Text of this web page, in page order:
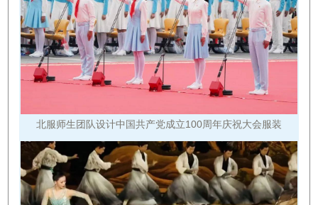
北服师生团队设计中国共产党成立100周年庆祝大会服装